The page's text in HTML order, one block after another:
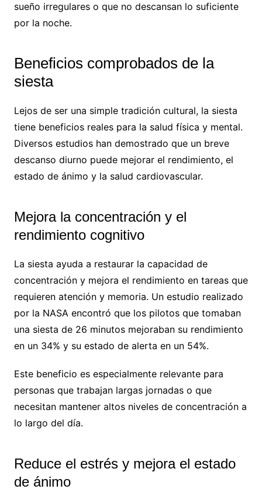
sueño irregulares o que no descansan lo suficiente
por la noche.
Beneficios comprobados de la
siesta
Lejos de ser una simple tradición cultural, la siesta
tiene beneficios reales para la salud física y mental.
Diversos estudios han demostrado que un breve
descanso diurno puede mejorar el rendimiento, el
estado de ánimo y la salud cardiovascular.
Mejora la concentración y el
rendimiento cognitivo
La siesta ayuda a restaurar la capacidad de
concentración y mejora el rendimiento en tareas que
requieren atención y memoria. Un estudio realizado
por la NASA encontró que los pilotos que tomaban
una siesta de 26 minutos mejoraban su rendimiento
en un 34% y su estado de alerta en un 54%.
Este beneficio es especialmente relevante para
personas que trabajan largas jornadas o que
necesitan mantener altos niveles de concentración a
lo largo del día.
Reduce el estrés y mejora el estado
de ánimo